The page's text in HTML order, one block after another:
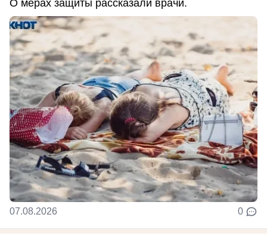
О мерах защиты рассказали врачи.
07.08.2026 0